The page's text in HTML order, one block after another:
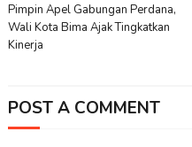
Pimpin Apel Gabungan Perdana,
Wali Kota Bima Ajak Tingkatkan
Kinerja
POST A COMMENT